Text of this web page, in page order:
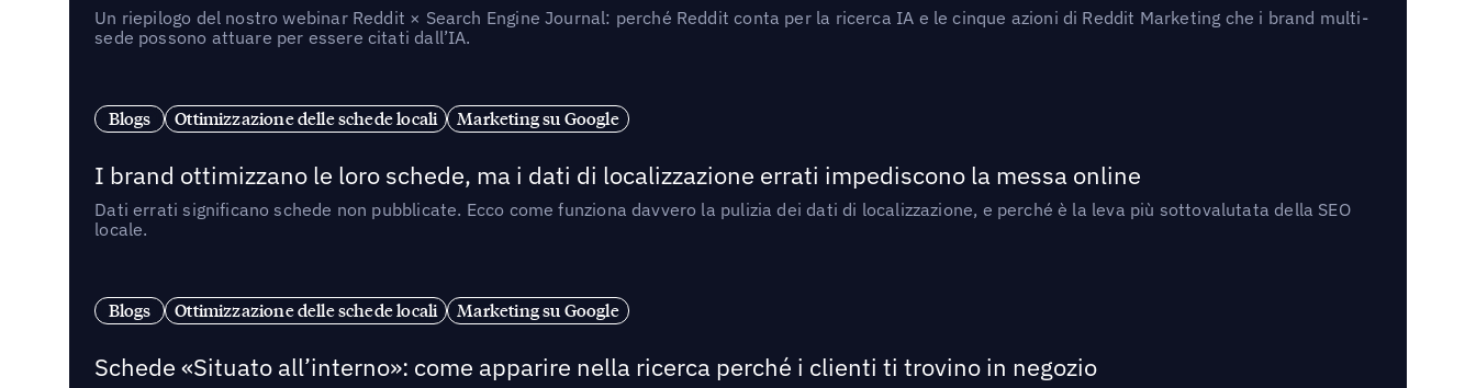
Un riepilogo del nostro webinar Reddit × Search Engine Journal: perché Reddit conta per la ricerca IA e le cinque azioni di Reddit Marketing che i brand multi-
sede possono attuare per essere citati dall’IA.
Blogs Ottimizzazione delle schede locali Marketing su Google
I brand ottimizzano le loro schede, ma i dati di localizzazione errati impediscono la messa online
Dati errati significano schede non pubblicate. Ecco come funziona davvero la pulizia dei dati di localizzazione, e perché è la leva più sottovalutata della SEO
locale.
Blogs Ottimizzazione delle schede locali Marketing su Google
Schede «Situato all’interno»: come apparire nella ricerca perché i clienti ti trovino in negozio